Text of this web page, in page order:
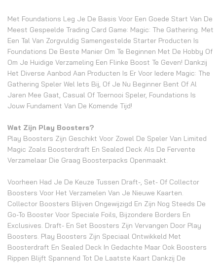
Met Foundations Leg Je De Basis Voor Een Goede Start Van De
Meest Gespeelde Trading Card Game: Magic: The Gathering. Met
Een Tal Van Zorgvuldig Samengestelde Starter Producten Is
Foundations De Beste Manier Om Te Beginnen Met De Hobby Of
Om Je Huidige Verzameling Een Flinke Boost Te Geven! Dankzij
Het Diverse Aanbod Aan Producten Is Er Voor Iedere Magic: The
Gathering Speler Wel Iets Bij, Of Je Nu Beginner Bent Of Al
Jaren Mee Gaat, Casual Of Toernooi Speler, Foundations Is
Jouw Fundament Van De Komende Tijd!
Wat Zijn Play Boosters?
Play Boosters Zijn Geschikt Voor Zowel De Speler Van Limited
Magic Zoals Boosterdraft En Sealed Deck Als De Fervente
Verzamelaar Die Graag Boosterpacks Openmaakt.
Voorheen Had Je De Keuze Tussen Draft-, Set- Of Collector
Boosters Voor Het Verzamelen Van Je Nieuwe Kaarten.
Collector Boosters Blijven Ongewijzigd En Zijn Nog Steeds De
Go-To Booster Voor Speciale Foils, Bijzondere Borders En
Exclusives. Draft- En Set Boosters Zijn Vervangen Door Play
Boosters. Play Boosters Zijn Speciaal Ontwikkeld Met
Boosterdraft En Sealed Deck In Gedachte Maar Ook Boosters
Rippen Blijft Spannend Tot De Laatste Kaart Dankzij De